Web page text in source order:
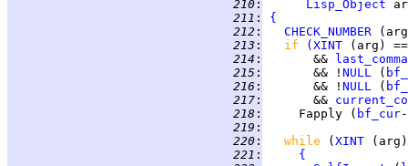
210 :
Lisp_Object
211 :
{
212 : CHECK_NUMBER
213 : if ( XINT (arg)
214 :
       &&
215 :
       && !
NULL (
216 :
       && !
NULL (
217 :
       &&
218 :
     Fapply (
bf_cur
219 :
220 : while ( XINT
221 :
{